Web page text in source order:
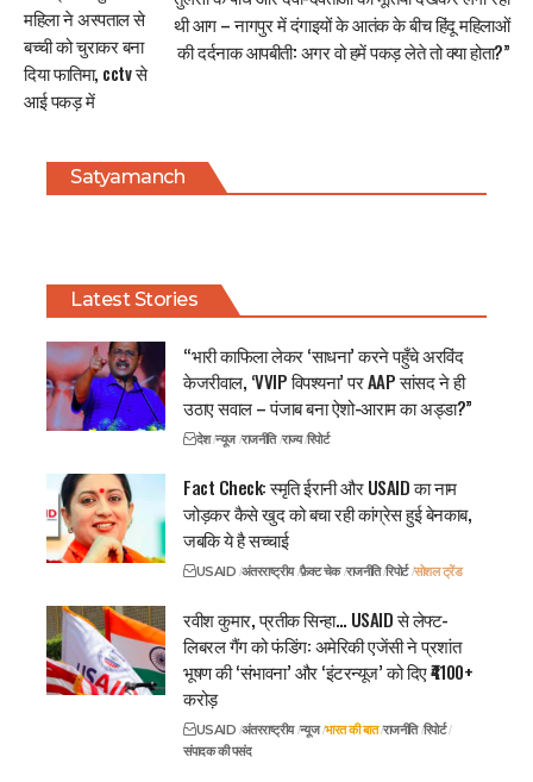
महिला ने अस्पताल से
बच्ची को चुराकर बना
दिया फातिमा, cctv से
आई पकड़ में
थी आग – नागपुर में दंगाइयों के आतंक के बीच हिंदू महिलाओं
की दर्दनाक आपबीती: अगर वो हमें पकड़ लेते तो क्या होता?”
Satyamanch
Latest Stories
“भारी काफिला लेकर ‘साधना’ करने पहुँचे अरविंद
केजरीवाल, ‘VVIP विपश्यना’ पर AAP सांसद ने ही
उठाए सवाल – पंजाब बना ऐशो-आराम का अड्डा?”
देश न्यूज राजनीति राज्य रिपोर्ट
Fact Check: स्मृति ईरानी और USAID का नाम
जोड़कर कैसे खुद को बचा रही कांग्रेस हुई बेनकाब,
जबकि ये है सच्चाई
USAID अंतरराष्ट्रीय फ़ैक्ट चेक राजनीति रिपोर्ट सोशल ट्रेंड
रवीश कुमार, प्रतीक सिन्हा… USAID से लेफ्ट-
लिबरल गैंग को फंडिंग: अमेरिकी एजेंसी ने प्रशांत
भूषण की ‘संभावना’ और ‘इंटरन्यूज’ को दिए ₹4100+
करोड़
USAID अंतरराष्ट्रीय न्यूज भारत की बात राजनीति रिपोर्ट
संपादक की पसंद